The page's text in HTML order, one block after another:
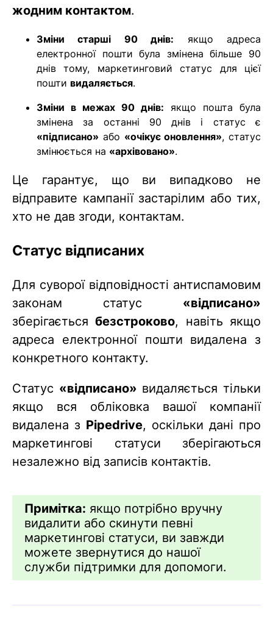
жодним контактом.
Зміни старші 90 днів: якщо адреса
електронної пошти була змінена більше 90
днів тому, маркетинговий статус для цієї
пошти видаляється.
Зміни в межах 90 днів: якщо пошта була
змінена за останні 90 днів і статус є
«підписано» або «очікує оновлення», статус
змінюється на «архівовано».
Це гарантує, що ви випадково не
відправите кампанії застарілим або тих,
хто не дав згоди, контактам.
Статус відписаних
Для суворої відповідності антиспамовим
законам статус «відписано»
зберігаєтьсябезстроково, навіть якщо
адреса електронної пошти видалена з
конкретного контакту.
Статус «відписано» видаляється тільки
якщо вся обліковка вашої компанії
видалена з Pipedrive, оскільки дані про
маркетингові статуси зберігаються
незалежно від записів контактів.
Примітка: якщо потрібно вручну
видалити або скинути певні
маркетингові статуси, ви завжди
можете звернутися до нашої
служби підтримки для допомоги.